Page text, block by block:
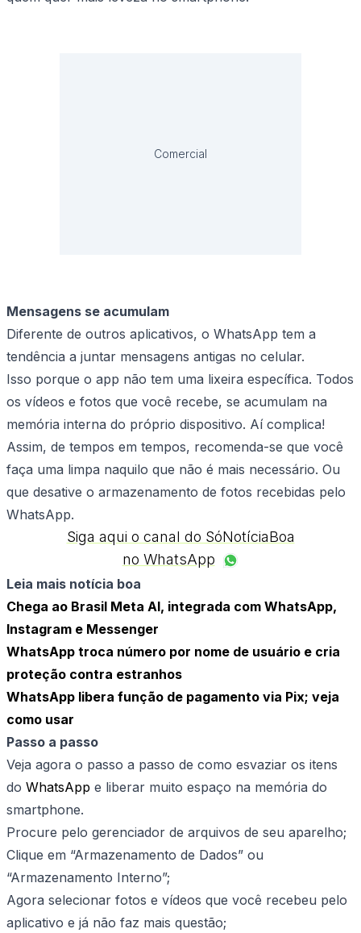
Comercial
Mensagens se acumulam
Diferente de outros aplicativos, o WhatsApp tem a
tendência a juntar mensagens antigas no celular.
Isso porque o app não tem uma lixeira específica. Todos
os vídeos e fotos que você recebe, se acumulam na
memória interna do próprio dispositivo. Aí complica!
Assim, de tempos em tempos, recomenda-se que você
faça uma limpa naquilo que não é mais necessário. Ou
que desative o armazenamento de fotos recebidas pelo
WhatsApp.
Siga aqui o canal do SóNotíciaBoa
no WhatsApp
Leia mais notícia boa
Chega ao Brasil Meta AI, integrada com WhatsApp,
Instagram e Messenger
WhatsApp troca número por nome de usuário e cria
proteção contra estranhos
WhatsApp libera função de pagamento via Pix; veja
como usar
Passo a passo
Veja agora o passo a passo de como esvaziar os itens
do WhatsApp e liberar muito espaço na memória do
smartphone.
Procure pelo gerenciador de arquivos de seu aparelho;
Clique em “Armazenamento de Dados” ou
“Armazenamento Interno”;
Agora selecionar fotos e vídeos que você recebeu pelo
aplicativo e já não faz mais questão;